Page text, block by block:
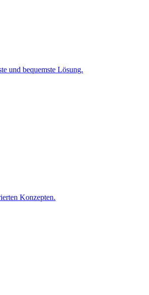
und bequemste Lösung.
Konzepten.